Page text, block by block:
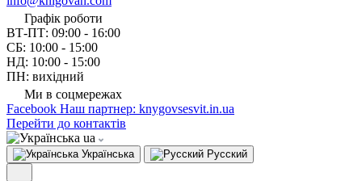
Графік роботи
ВТ-ПТ: 09:00 - 16:00
СБ: 10:00 - 15:00
НД: 10:00 - 15:00
ПН: вихідний
Ми в соцмережах
Facebook Наш партнер: knygovsesvit.in.ua
Перейти до контактів
ua
Українська Русский